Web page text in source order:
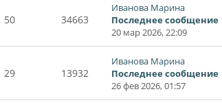
50 34663
Иванова Марина
Последнее сообщение
20 мар 2026, 22:09
29 13932
Иванова Марина
Последнее сообщение
26 фев 2026, 01:57